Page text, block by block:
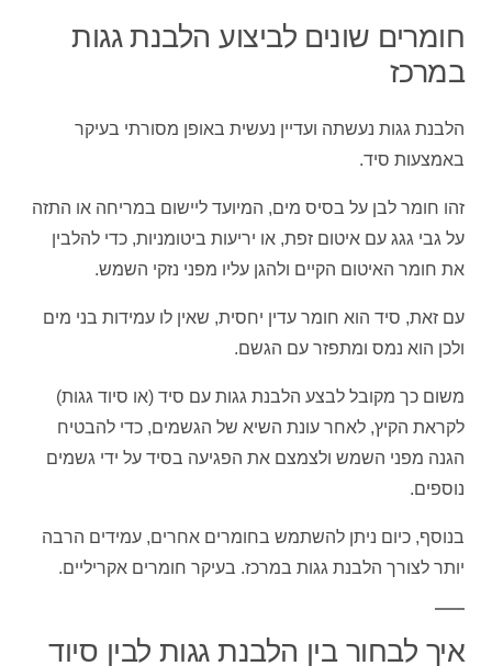
חומרים שונים לביצוע הלבנת גגות
במרכז
הלבנת גגות נעשתה ועדיין נעשית באופן מסורתי בעיקר
באמצעות סיד.
זהו חומר לבן על בסיס מים, המיועד ליישום במריחה או התזה
על גבי גגג עם איטום זפת, או יריעות ביטומניות, כדי להלבין
את חומר האיטום הקיים ולהגן עליו מפני נזקי השמש.
עם זאת, סיד הוא חומר עדין יחסית, שאין לו עמידות בני מים
ולכן הוא נמס ומתפזר עם הגשם.
משום כך מקובל לבצע הלבנת גגות עם סיד (או סיוד גגות)
לקראת הקיץ, לאחר עונת השיא של הגשמים, כדי להבטיח
הגנה מפני השמש ולצמצם את הפגיעה בסיד על ידי גשמים
נוספים.
בנוסף, כיום ניתן להשתמש בחומרים אחרים, עמידים הרבה
יותר לצורך הלבנת גגות במרכז. בעיקר חומרים אקריליים.
איך לבחור בין הלבנת גגות לבין סיוד